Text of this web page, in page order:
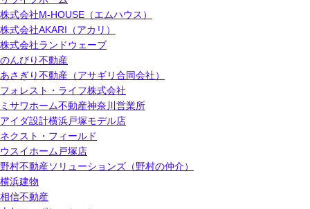
株式会社M-HOUSE（エムハウス）
株式会社AKARI（アカリ）
株式会社ランドウェーブ
のんびり不動産
あさぎり不動産（アサギリ合同会社）
フォレスト・ライフ株式会社
ミサワホーム不動産神奈川営業所
アイダ設計横浜戸塚モデル店
ネクスト・フィールド
ウスイホーム戸塚店
野村不動産ソリューションズ（野村の仲介）
横浜建物
相信不動産